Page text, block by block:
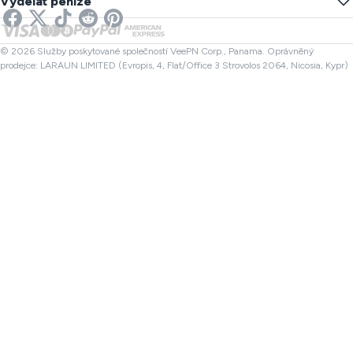
VPN pro Streamování
VPN pro Netflix
Kontrola odkazu
Kontrola souboru
UK VPN
Kanada VPN
Turecko VPN
Partneři
© 2026 Služby poskytované společností VeePN Corp., Panama. Oprávněný
prodejce: LARAUN LIMITED (Evropis, 4, Flat/Office 3 Strovolos 2064, Nicosia, Kypr)